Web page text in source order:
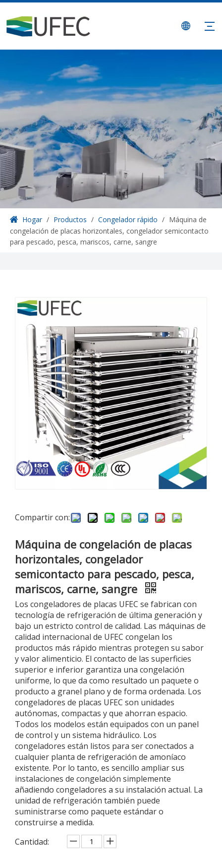
Hogar / Productos / Congelador rápido / Máquina de
congelación de placas horizontales, congelador semicontacto
para pescado, pesca, mariscos, carne, sangre
Compartir con:
Máquina de congelación de placas
horizontales, congelador
semicontacto para pescado, pesca,
mariscos, carne, sangre
Los congeladores de placas UFEC se fabrican con
tecnología de refrigeración de última generación y
bajo un estricto control de calidad. Las máquinas de
calidad internacional de UFEC congelan los
productos más rápido mientras protegen su sabor
y valor alimenticio. El contacto de las superficies
superior e inferior garantiza una congelación
uniforme, lo que da como resultado un paquete o
producto a granel plano y de forma ordenada. Los
congeladores de placas UFEC son unidades
autónomas, compactas y que ahorran espacio.
Todos los modelos están equipados con un panel
de control y un sistema hidráulico. Los
congeladores están listos para ser conectados a
cualquier planta de refrigeración de amoníaco
existente. Por lo tanto, es sencillo ampliar sus
instalaciones de congelación simplemente
añadiendo congeladores a su instalación actual. La
unidad de refrigeración también puede
suministrarse como paquete estándar o
construirse a medida.
Cantidad: